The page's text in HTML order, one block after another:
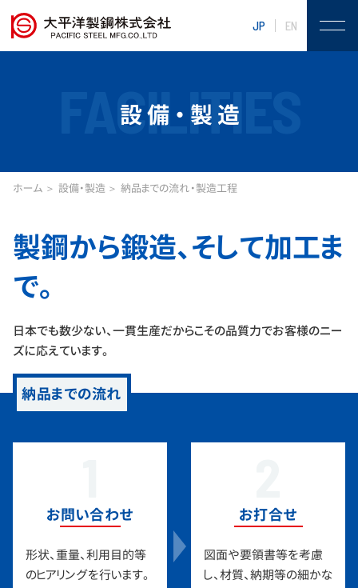
JP EN
FACILITIES
設備・製造
ホーム 設備・製造 納品までの流れ・製造工程
製鋼から鍛造、そして加工ま
で。
日本でも数少ない、一貫生産だからこその品質力でお客様のニー
ズに応えています。
納品までの流れ
お問い合わせ
形状、重量、利用目的等
のヒアリングを行います。
お打合せ
図面や要領書等を考慮
し、材質、納期等の細かな